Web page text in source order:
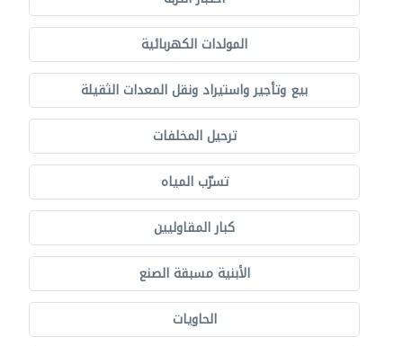
المولدات الكهربائية
بيع وتأجير واستيراد ونقل المعدات الثقيلة
ترحيل المخلفات
تسرّب المياه
كبار المقاوليين
الأبنية مسبقة الصنع
الحاويات